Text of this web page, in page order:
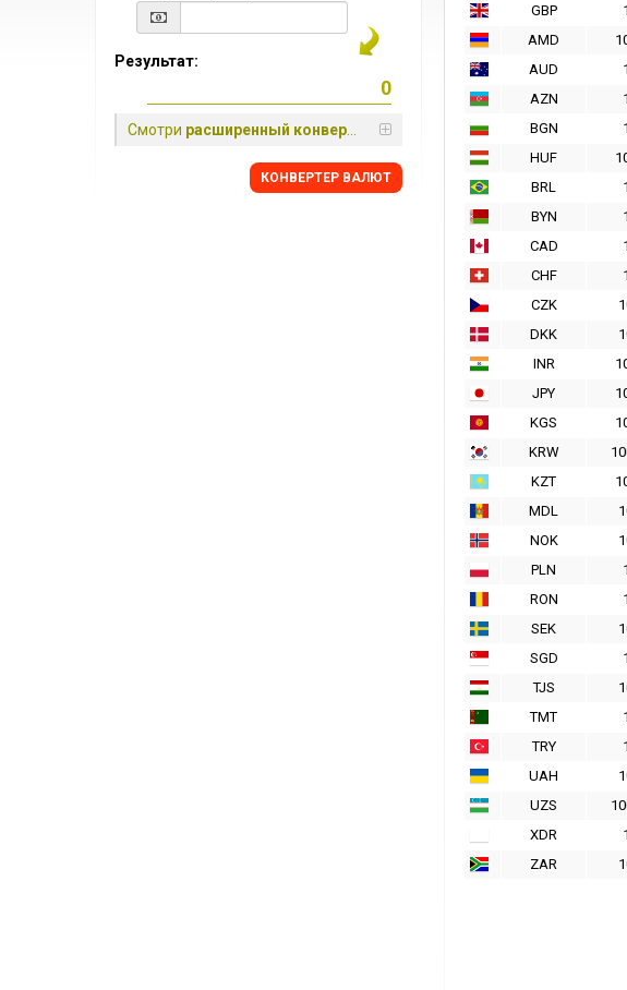
GBP
1
AMD
AUD
1
AZN
1
BGN
1
HUF
BRL
1
BYN
1
CAD
1
CHF
1
CZK
DKK
INR
JPY
KGS
KRW
KZT
MDL
NOK
PLN
1
RON
1
SEK
SGD
1
TJS
TMT
1
TRY
1
UAH
UZS
XDR
1
ZAR
Результат:
Смотри расширенный конвертер
КОНВЕРТЕР ВАЛЮТ